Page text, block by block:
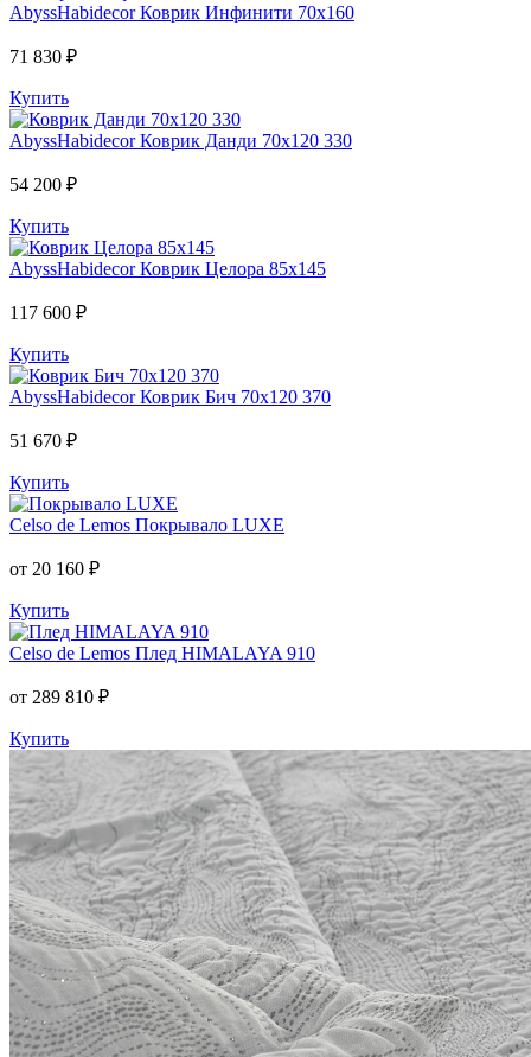
AbyssHabidecor Коврик Инфинити 70х160
71 830 ₽
Купить
AbyssHabidecor Коврик Данди 70х120 330
54 200 ₽
Купить
AbyssHabidecor Коврик Целора 85х145
117 600 ₽
Купить
AbyssHabidecor Коврик Бич 70х120 370
51 670 ₽
Купить
Celso de Lemos Покрывало LUXE
от 20 160 ₽
Купить
Celso de Lemos Плед HIMALAYA 910
от 289 810 ₽
Купить